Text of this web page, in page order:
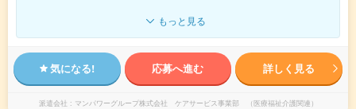
もっと見る
気になる! 応募へ進む 詳しく見る
派遣会社 マンパワーグループ株式会社 ケアサービス事業部 （医療福祉介護関連）